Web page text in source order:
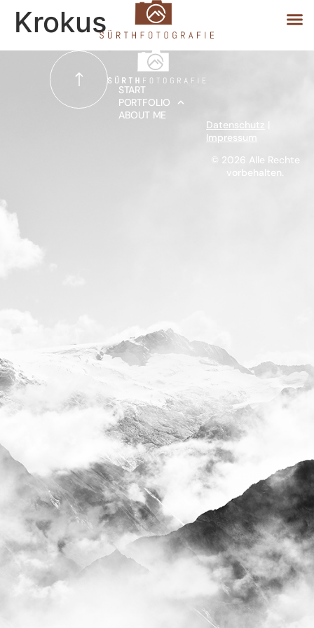
START
PORTFOLIO
Krokus
Datenschutz
Impressum
© 2026 Alle Rechte
vorbehalten.
START
PORTFOLIO
ABOUT ME